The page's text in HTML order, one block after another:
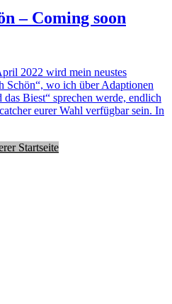
– Coming soon
2022 wird mein neustes
Schön“, wo ich über Adaptionen
Biest“ sprechen werde, endlich
eurer Wahl verfügbar sein. In
Startseite